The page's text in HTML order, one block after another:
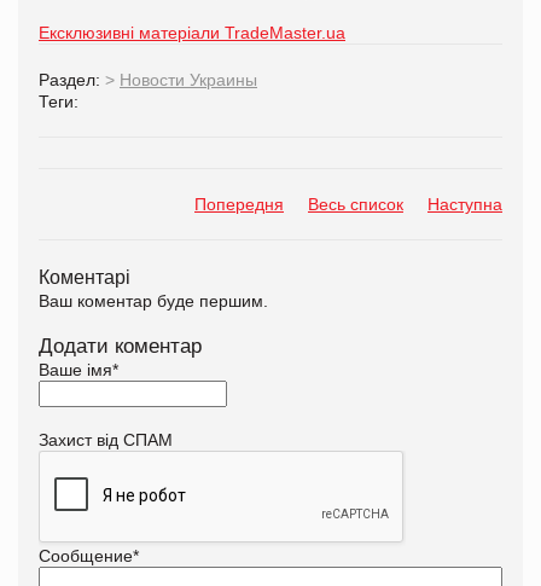
Ексклюзивні матеріали TradeMaster.ua
Раздел: > Новости Украины
Теги:
Попередня Весь список Наступна
Коментарі
Ваш коментар буде першим.
Додати коментар
Ваше імя*
Захист від СПАМ
Сообщение*